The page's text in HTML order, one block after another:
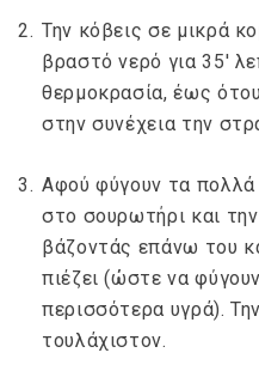
Την κόβεις σε μικρά
βραστό νερό για 35′
θερμοκρασία, έως
στην συνέχεια την
Αφού φύγουν τα πολλά
στο σουρωτήρι και
βάζοντάς επάνω του
πιέζει (ώστε να
περισσότερα υγρά).
τουλάχιστον.